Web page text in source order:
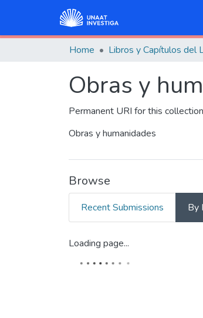
Home Libros y Capítulos del
Obras y
Permanent URI for this collection
Obras y humanidades
Browse
Recent Submissions By
Loading page...